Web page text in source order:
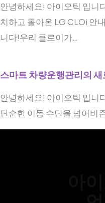
안녕하세요! 아이오틱 입니
치하고 돌아온 LG CLOi 안
니다!우리 클로이가…
스마트 차량운행관리의
안녕하세요! 아이오틱 입니
단순한 이동 수단을 넘어비